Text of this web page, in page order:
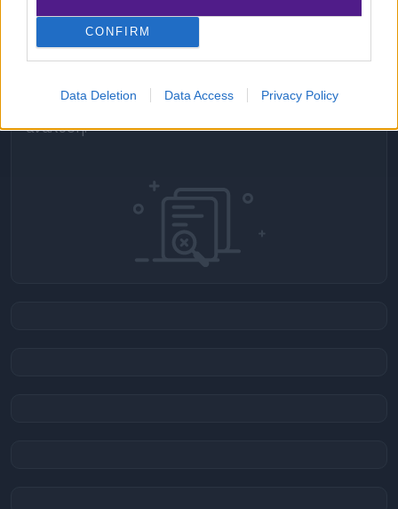
CONFIRM
Data Deletion Data Access Privacy Policy
ΣΤΑΤΙΣΤΙΚΑ
Δεν υπάρχει βαθμολογία για τη συγκεκριμένη
ανάλυση.